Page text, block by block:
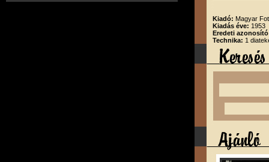
Kiadó: Magyar
Kiadás éve: 1953
Eredeti
Technika: 1